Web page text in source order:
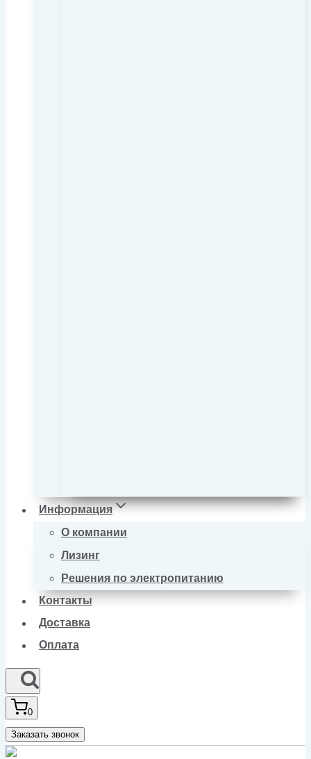
Информация
О компании
Лизинг
Решения по электропитанию
Контакты
Доставка
Оплата
0
Заказать звонок